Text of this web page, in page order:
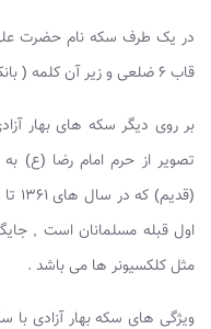
قاب 6 ضلعی و زیر آن کلمه ( بانک ملی ایران) حک شده است .
تصویر از حرم امام رضا (ع)
اول قبله مسلمانان است ,
مثل کلکسیونر ها می باشد .
ویژگی های سکه بهار آزادی با